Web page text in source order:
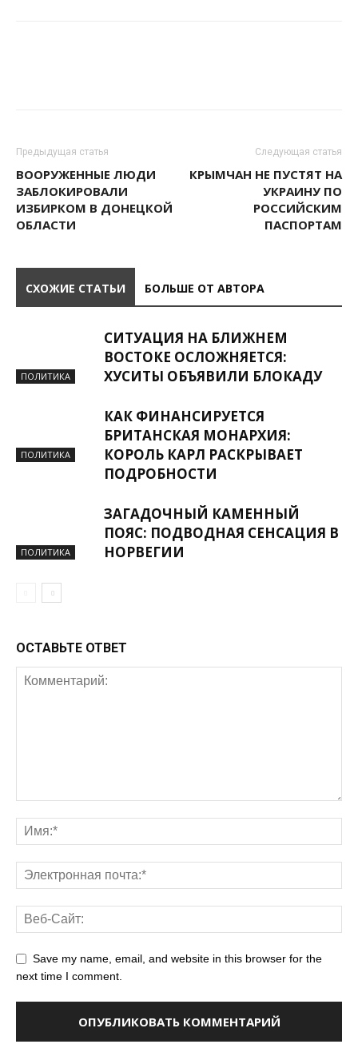
Предыдущая статья
ВООРУЖЕННЫЕ ЛЮДИ
ЗАБЛОКИРОВАЛИ
ИЗБИРКОМ В ДОНЕЦКОЙ
ОБЛАСТИ
Следующая статья
КРЫМЧАН НЕ ПУСТЯТ НА
УКРАИНУ ПО
РОССИЙСКИМ
ПАСПОРТАМ
СХОЖИЕ СТАТЬИ БОЛЬШЕ ОТ АВТОРА
ПОЛИТИКА
СИТУАЦИЯ НА БЛИЖНЕМ
ВОСТОКЕ ОСЛОЖНЯЕТСЯ:
ХУСИТЫ ОБЪЯВИЛИ БЛОКАДУ
ПОЛИТИКА
КАК ФИНАНСИРУЕТСЯ
БРИТАНСКАЯ МОНАРХИЯ:
КОРОЛЬ КАРЛ РАСКРЫВАЕТ
ПОДРОБНОСТИ
ПОЛИТИКА
ЗАГАДОЧНЫЙ КАМЕННЫЙ
ПОЯС: ПОДВОДНАЯ СЕНСАЦИЯ В
НОРВЕГИИ
ОСТАВЬТЕ ОТВЕТ
Save my name, email, and website in this browser for the
next time I comment.